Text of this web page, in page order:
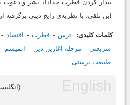
بیدار کردن فطرت خداداد بشر و دعوت
این تلقی، با نظریه‌ی رایج دینی
کلمات کلیدی: ترس فطرت اقتصاد
شریعتی
مرحله آغازین دین انمیسم
طبیعت پرستی
Article data in English (انگلیسی)